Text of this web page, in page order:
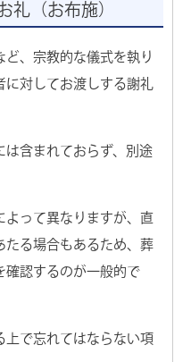
礼（お布施）
、宗教的な儀式を執り
に対してお渡しする謝礼
は含まれておらず、別途
よって異なりますが、直
たる場合もあるため、葬
確認するのが一般的で
上で忘れてはならない項